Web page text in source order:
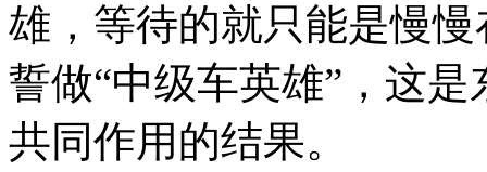
雄，等待的就只能是慢
誓做“中级车英雄”，这
共同作用的结果。